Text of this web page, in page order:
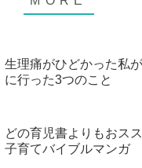
生理痛がひどかった私
に行った3つのこと
どの育児書よりもおス
子育てバイブルマンガ